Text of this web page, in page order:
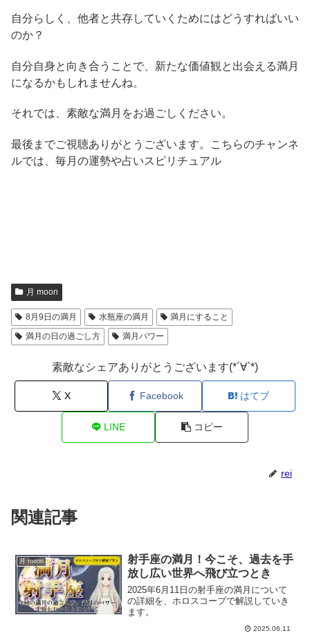
自分らしく、他者と共存していくためにはどうすればいい
のか？
自分自身と向き合うことで、新たな価値観と出会える満月
になるかもしれませんね。
それでは、素敵な満月をお過ごしください。
最後までご視聴ありがとうございます。こちらのチャンネ
ルでは、毎月の運勢や占いスピリチュアル
月 moon
8月9日の満月 水瓶座の満月
満月にすること
満月の日の過ごし方
満月パワー
素敵なシェアありがとうございます(*´∀`*)
X Facebook はてブ
LINE コピー
rei
関連記事
月 moon
射手座の満月！今こそ、過去を手
放し広い世界へ飛び立つとき
2025年6月11日の射手座の満月について
の詳細を、ホロスコープで解説していき
ます。
2025.06.11